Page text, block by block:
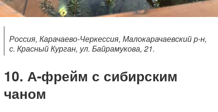
Россия, Карачаево-Черкессия, Малокарачаевский р-н,
с. Красный Курган, ул. Байрамукова, 21.
А-фрейм с сибирским
чаном